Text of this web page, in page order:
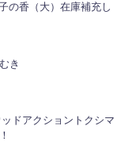
の香（大）在庫補充し
き